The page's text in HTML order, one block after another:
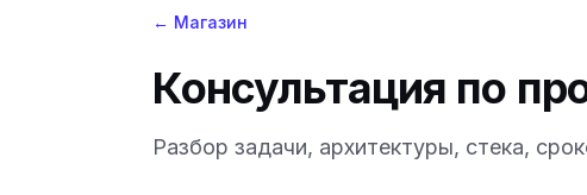
← Магазин
Консультация по
Разбор задачи, архитектуры, стека,